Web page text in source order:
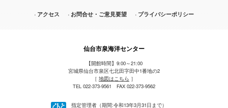
アクセス お問合せ・ご意見要望 プライバシーポリシー
仙台市泉海洋センター
【開館時間】9:00～21:00
宮城県仙台市泉区七北田字田中1番地の2
［ 地図はこちら ］
TEL 022-373-9561 FAX 022-373-9562
指定管理者（期間:令和13年3月31日まで）